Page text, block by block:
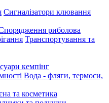
Сигналізатори клювання
риболова
Транспортування та
кемпінг
Вода - фляги, термоси,
та косметика